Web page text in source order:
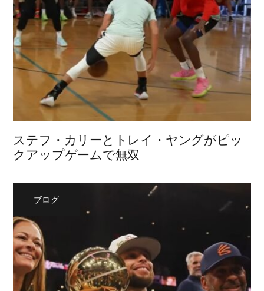
ステフ・カリーとトレイ・ヤングがピッ
クアップゲームで無双
ブログ